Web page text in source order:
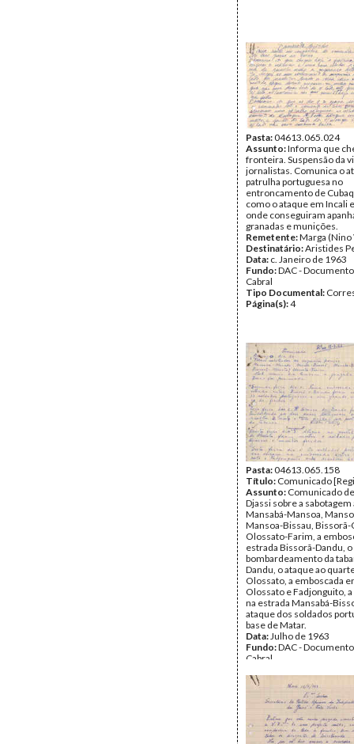
Pasta:04613.065.024
Assunto:Informa que
fronteira. Suspensão da
jornalistas. Comunica o
patrulha portuguesa no
entroncamento de
como o ataque em Incali
onde conseguiram
granadas e munições.
Remetente:Marga (Nino
Destinatário:Aristides
Data: c. Janeiro de 1963
Fundo:DAC -
Cabral
Tipo Documental:
Página(s):4
Pasta:04613.065.158
Título: Comunicado
Assunto: Comunicado
Djassi sobre a sabotagem
Mansabá-Mansoa,
Mansoa-Bissau, Bissorã-
Olossato-Farim, a
estrada Bissorã-Dandu, o
bombardeamento da
Dandu, o ataque ao
Olossato, a emboscada
Olossato e Fadjonguito,
na estrada Mansabá-
ataque dos soldados
base de Matar.
Data:Julho de 1963
Fundo:DAC -
Cabral
Página(s):